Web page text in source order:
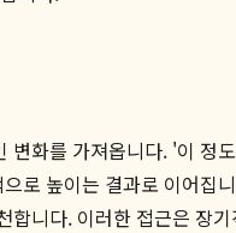
화를 가져옵니다. '이
로 높이는 결과로 이어
니다. 이러한 접근은 장